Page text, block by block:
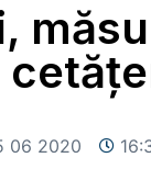
06 2020